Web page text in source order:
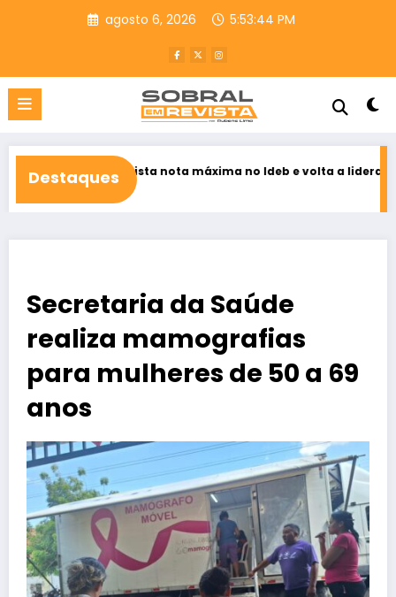
agosto 6, 2026 5:53:45 PM
Destaques
conquista nota máxima no Ideb e volta a liderar educação
Secretaria da Saúde
realiza mamografias
para mulheres de 50 a 69
anos